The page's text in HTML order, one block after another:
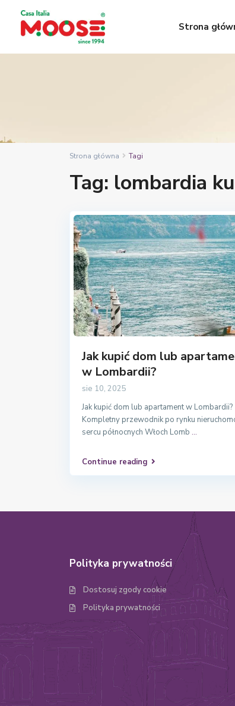
Strona
Strona główna Tagi
Tag: lombardia
Jak kupić dom lub
w Lombardii?
sie 10, 2025
Jak kupić dom lub apartament w Lombardii?
Kompletny przewodnik po rynku
sercu północnych Włoch Lomb ...
Continue reading
Polityka prywatności
Dostosuj zgody cookie
Polityka prywatności